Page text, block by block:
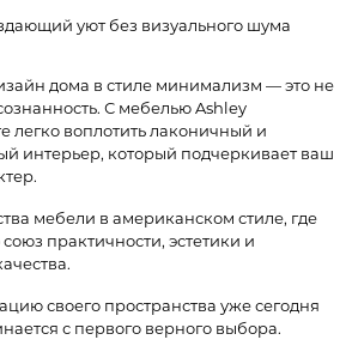
уют без визуального шума
дома в стиле минимализм — это не
С мебелью Ashley
легко воплотить лаконичный и
интерьер, который подчеркивает ваш
мебели в американском стиле, где
практичности, эстетики и
своего пространства уже сегодня
с первого верного выбора.